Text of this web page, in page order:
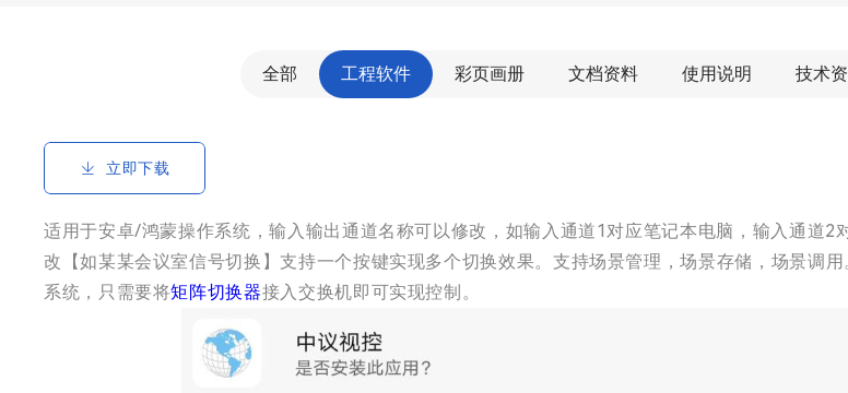
全部 工程软件 彩页画册 文档资料 使用说明 技术
立即下载
适用于安卓/鸿蒙操作系统，输入输出通道名称可以修改，如输入通道1对应笔记本电脑，输入通道
改【如某某会议室信号切换】支持一个按键实现多个切换效果。支持场景管理，场景存储，场景调
系统，只需要将矩阵切换器接入交换机即可实现控制。